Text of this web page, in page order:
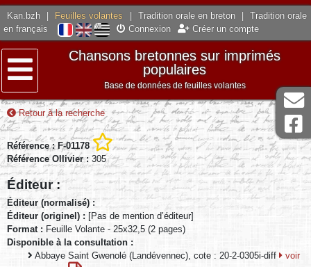
Kan.bzh Feuilles volantes Tradition orale en breton
Tradition orale
en français
Connexion Créer un compte
Menu
Chansons bretonnes sur imprimés
populaires
Base de données de feuilles volantes
Retour à la recherche
Référence : F-01178
Référence Ollivier : 305
Éditeur :
Éditeur (normalisé) :
Éditeur (originel) : [Pas de mention d’éditeur]
Format : Feuille Volante - 25x32,5 (2 pages)
Disponible à la consultation :
Abbaye Saint Gwenolé (Landévennec), cote : 20-2-0305i-diff
voir